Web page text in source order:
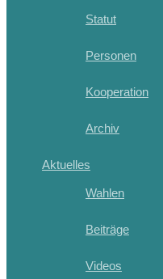
Statut
Personen
Kooperation
Archiv
Aktuelles
Wahlen
Beiträge
Videos